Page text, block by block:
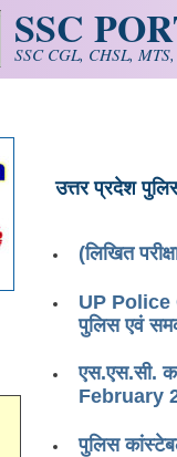
SSC
SSC CGL, CHSL,
उत्तर प्रदेश
(लिखित
UP Police
पुलिस एवं
एस.एस.सी.
February
पुलिस